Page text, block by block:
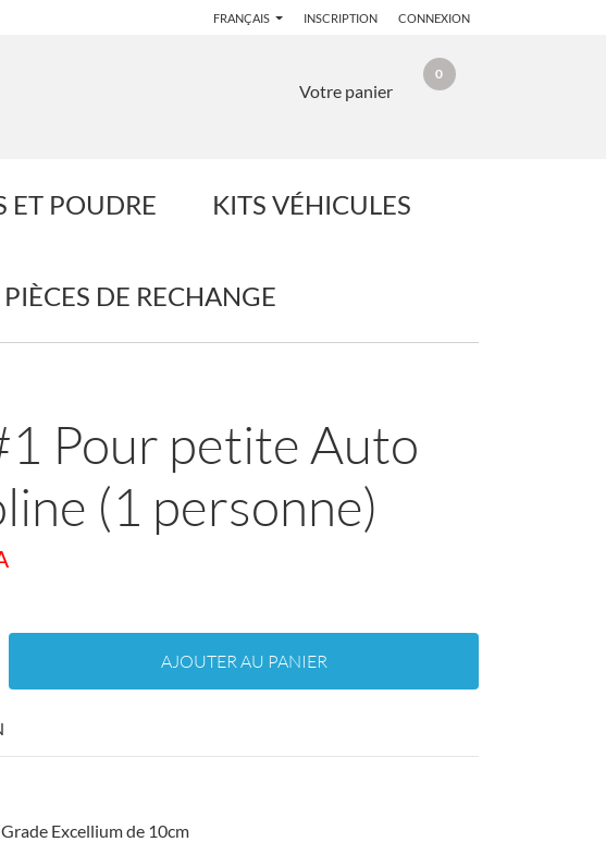
FRANÇAIS INSCRIPTION CONNEXION
Votre panier
0
ET POUDRE KITS VÉHICULES
PIÈCES DE RECHANGE
Pour petite Auto
(1 personne)
AJOUTER AU PANIER
Excellium de 10cm